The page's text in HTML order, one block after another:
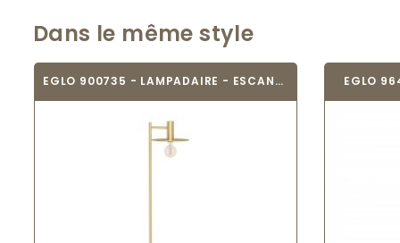
Dans le même style
EGLO 900735 - LAMPADAIRE - ESCANDELL EGLO